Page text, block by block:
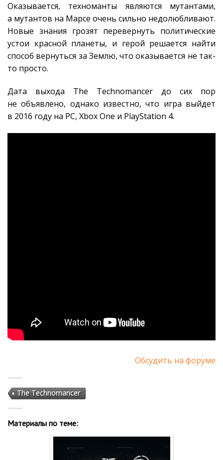
Оказывается, техноманты являются мутантами,
а мутантов на Марсе очень сильно недолюбливают.
Новые знания грозят перевернуть политические
устои красной планеты, и герой решается найти
способ вернуться за Землю, что оказывается не так-
то просто.
Дата выхода The Technomancer до сих пор
не объявлено, однако известно, что игра выйдет
в 2016 году на PC, Xbox One и PlayStation 4.
Обсудить на форуме
The Technomancer
Материалы по теме: